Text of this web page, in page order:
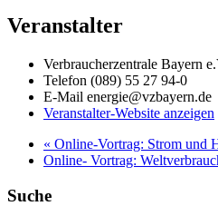
Veranstalter
Verbraucherzentrale Bayern
Telefon (089) 55 27 94-0
E-Mail energie@vzbayern.de
Veranstalter-Website anzeigen
« Online-Vortrag: Strom und
Online- Vortrag:
Suche